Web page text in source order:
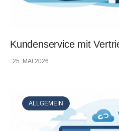
Kundenservice mit
25. MAI 2026
ALLGEMEIN